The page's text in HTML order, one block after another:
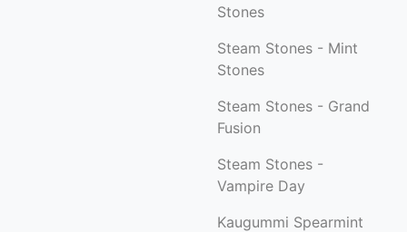
Stones
Steam Stones - Mint
Stones
Steam Stones - Grand
Fusion
Steam Stones -
Vampire Day
Kaugummi Spearmint